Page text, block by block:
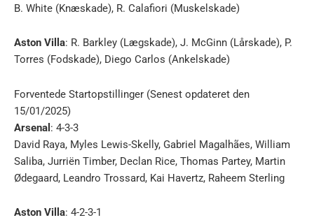
B. White (Knæskade), R. Calafiori (Muskelskade)
Aston Villa: R. Barkley (Lægskade), J. McGinn (Lårskade), P.
Torres (Fodskade), Diego Carlos (Ankelskade)
Forventede Startopstillinger (Senest opdateret den
15/01/2025)
Arsenal : 4-3-3
David Raya, Myles Lewis-Skelly, Gabriel Magalhães, William
Saliba, Jurriën Timber, Declan Rice, Thomas Partey, Martin
Ødegaard, Leandro Trossard, Kai Havertz, Raheem Sterling
Aston Villa: 4-2-3-1